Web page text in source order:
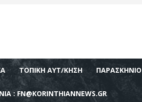
ΤΟΠΙΚΉ ΑΥΤ/ΚΗΣΗ ΠΑΡΑΣΚΉΝΙΟ
: FN@KORINTHIANNEWS.GR